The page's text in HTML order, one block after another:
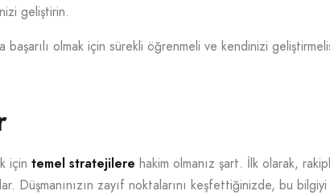
geliştirin.
başarılı olmak için sürekli öğrenmeli ve kendinizi
için temel stratejilere hakim olmanız şart. İlk olarak,
Düşmanınızın zayıf noktalarını keşfettiğinizde, bu